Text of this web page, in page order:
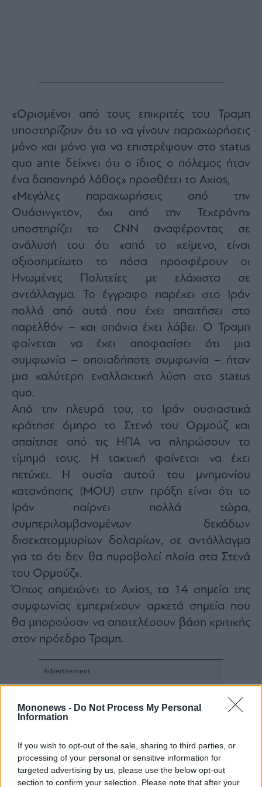
Mononews - Do Not Process My Personal
Information
If you wish to opt-out of the sale, sharing to third parties, or
processing of your personal or sensitive information for
targeted advertising by us, please use the below opt-out
section to confirm your selection. Please note that after your
«Ορισμένοι από τους επικριτές του Τραμπ
υποστηρίζουν ότι το να γίνουν παραχωρήσεις
μόνο και μόνο για να επιστρέψουν στο status
quo ante δείχνει ότι ο ίδιος ο πόλεμος ήταν
ένα δαπανηρό λάθος» προσθέτει το Axios,
«Μεγάλες παραχωρήσεις από την
Ουάσινγκτον, όχι από την Τεχεράνη»
υποστηρίζει το CNN αναφέροντας σε
ανάλυσή του ότι «από το κείμενο, είναι
αξιοσημείωτο το πόσα προσφέρουν οι
Ηνωμένες Πολιτείες με ελάχιστα σε
αντάλλαγμα. Το έγγραφο παρέχει στο Ιράν
πολλά από αυτά που έχει απαιτήσει στο
παρελθόν – και σπάνια έχει λάβει. Ο Τραμπ
φαίνεται να έχει αποφασίσει ότι μια
συμφωνία – οποιαδήποτε συμφωνία – ήταν
μια καλύτερη εναλλακτική λύση στο status
quo.
Από την πλευρά του, το Ιράν ουσιαστικά
κράτησε όμηρο το Στενό του Ορμούζ και
απαίτησε από τις ΗΠΑ να πληρώσουν το
τίμημά τους. Η τακτική φαίνεται να έχει
πετύχει. Η ουσία αυτού του μνημονίου
κατανόησης (MOU) στην πράξη είναι ότι το
Ιράν παίρνει πολλά τώρα,
συμπεριλαμβανομένων δεκάδων
δισεκατομμυρίων δολαρίων, σε αντάλλαγμα
για το ότι δεν θα πυροβολεί πλοία στα Στενά
του Ορμούζ».
Όπως σημειώνει το Axios, τα 14 σημεία της
συμφωνίας εμπεριέχουν αρκετά σημεία που
θα μπορούσαν να αποτελέσουν βάση κριτικής
στον πρόεδρο Τραμπ.